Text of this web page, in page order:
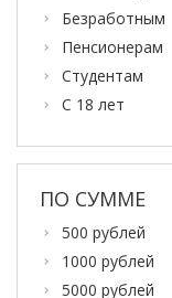
Безработным
Пенсионерам
Студентам
С 18 лет
ПО СУММЕ
500 рублей
1000 рублей
5000 рублей